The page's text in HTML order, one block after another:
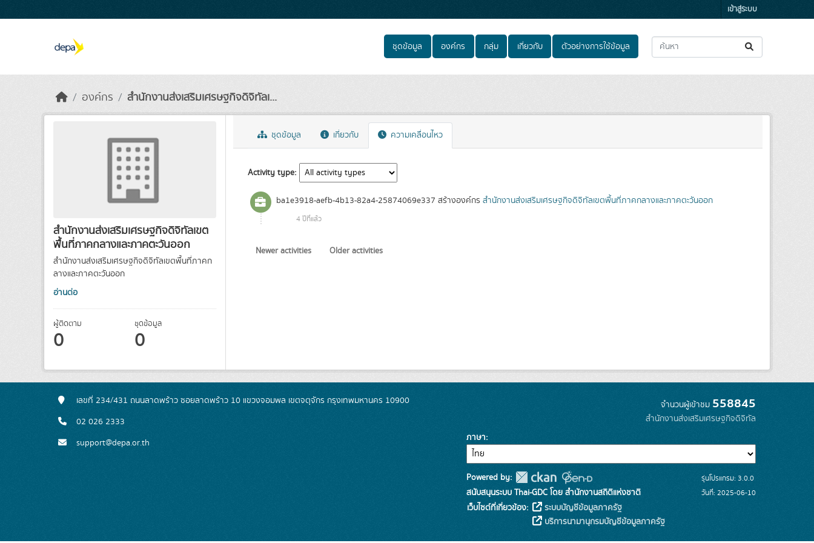
เข้าสู่ระบบ
ชุดข้อมูล องค์กร กลุ่ม เกี่ยวกับ ตัวอย่างการใช้ข้อมูล
องค์กร สำนักงานส่งเสริมเศรษฐกิจดิจิทัลเ...
สำนักงานส่งเสริมเศรษฐกิจดิจิทัลเขต
พื้นที่ภาคกลางและภาคตะวันออก
สำนักงานส่งเสริมเศรษฐกิจดิจิทัลเขตพื้นที่ภาคก
ลางและภาคตะวันออก
อ่านต่อ
ผู้ติดตาม
0
ชุดข้อมูล
0
ชุดข้อมูล เกี่ยวกับ ความเคลื่อนไหว
Activity type
ba1e3918-aefb-4b13-82a4-25874069e337สร้างองค์กรสำนักงานส่งเสริมเศรษฐกิจดิจิทัลเขตพื้นที่ภาคกลางและภาคตะวันออก
4 ปีที่แล้ว
Newer activities Older activities
เลขที่ 234/431 ถนนลาดพร้าว ซอยลาดพร้าว 10 แขวงจอมพล เขตจตุจักร กรุงเทพมหานคร 10900
02 026 2333
support@depa.or.th
จำนวนผู้เข้าชม 558845
สำนักงานส่งเสริมเศรษฐกิจดิจิทัล
ภาษา
Powered by:
สนับสนุนระบบ Thai-GDC โดย สำนักงานสถิติแห่งชาติ
เว็บไซต์ที่เกี่ยวข้อง:
ระบบบัญชีข้อมูลภาครัฐ
บริการนามานุกรมบัญชีข้อมูลภาครัฐ
รุ่นโปรแกรม: 3.0.0
วันที่: 2025-06-10